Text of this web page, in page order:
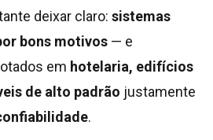
deixar claro: sistemas
bons motivos — e
em hotelaria, edifícios
de alto padrão justamente
.